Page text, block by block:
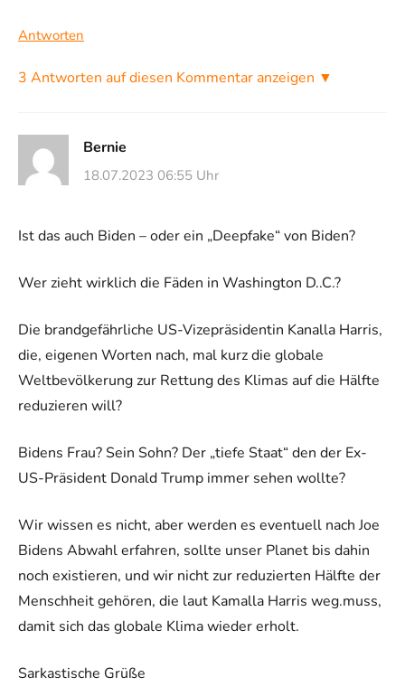
Antworten
3 Antworten auf diesen Kommentar anzeigen ▼
Bernie
18.07.2023 06:55 Uhr
Ist das auch Biden – oder ein „Deepfake“ von Biden?
Wer zieht wirklich die Fäden in Washington D..C.?
Die brandgefährliche US-Vizepräsidentin Kanalla Harris,
die, eigenen Worten nach, mal kurz die globale
Weltbevölkerung zur Rettung des Klimas auf die Hälfte
reduzieren will?
Bidens Frau? Sein Sohn? Der „tiefe Staat“ den der Ex-
US-Präsident Donald Trump immer sehen wollte?
Wir wissen es nicht, aber werden es eventuell nach Joe
Bidens Abwahl erfahren, sollte unser Planet bis dahin
noch existieren, und wir nicht zur reduzierten Hälfte der
Menschheit gehören, die laut Kamalla Harris weg.muss,
damit sich das globale Klima wieder erholt.
Sarkastische Grüße